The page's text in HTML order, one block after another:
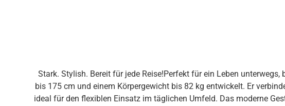
Stark. Stylish. Bereit für jede Reise!Perfekt für ein Leben unterwegs, bis ins kleinste Detail durchdacht. Der Swifty
bis 175 cm und einem Körpergewicht bis 82 kg entwickelt. Er
ideal für den flexiblen Einsatz im täglichen Umfeld. Das moderne